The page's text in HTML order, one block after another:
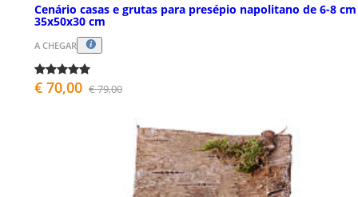
Cenário casas e grutas para presépio napolitano de 6-8 cm
35x50x30 cm
A CHEGAR
€ 70,00 € 79,00